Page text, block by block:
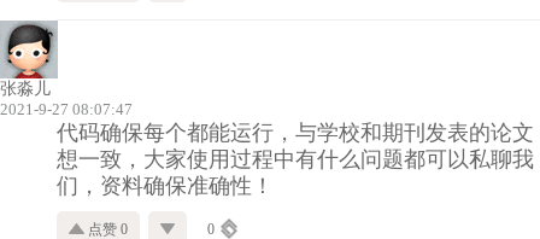
张淼儿
2021-9-27 08:07:47
代码确保每个都能运行，与学校和期刊发表的论文
想一致，大家使用过程中有什么问题都可以私聊我
们，资料确保准确性！
点赞 0 0